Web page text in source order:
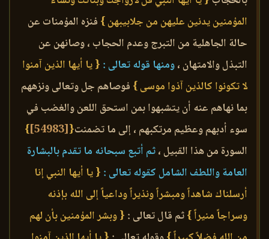
المؤمنين يدنين عليهن من جلابيبهن } فنزه المؤمنات عن
حالة الجاهلية من التبرج وعدم الحجاب ، وصانهن عن
التبذل والامتهان ،ومنها قوله تعالى : { يا أيها الذين آمنوا
لا تكونوا كالذين آذوا موسى } فوصاهم جل وتعالى ونزههم
بما نهاهم عنه أن يتشبهوا بمن استحق اللعن والغضب في
سوء أدبهم وعظيم مرتكبهم ، إلى ما تضمنت{
[54983]
}
السورة من هذا القبيل ،ثم أتبع سبحانه ما تقدم بالبشارة
العامة واللطف الشامل كقوله تعالى : { يا أيها النبي إنا
أرسلناك شاهداً ومبشراً ونذيراً وداعياً إلى الله بإذنه
وسراجاً منيراً }ثم قال تعالى : { وبشر المؤمنين بأن لهم